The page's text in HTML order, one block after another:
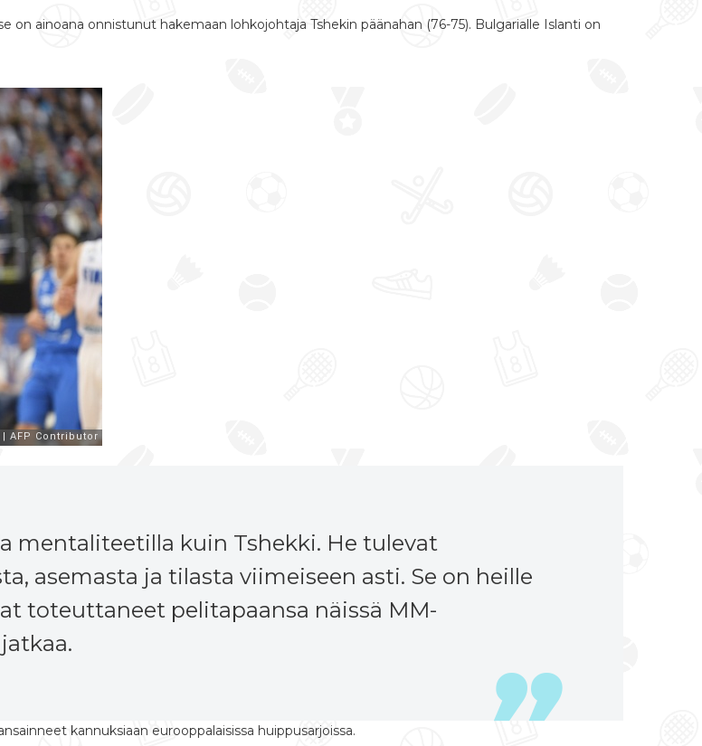
on ainoana onnistunut hakemaan lohkojohtaja Tshekin päänahan (76-75). Bulgarialle Islanti on
mentaliteetilla kuin Tshekki. He tulevat
asemasta ja tilasta viimeiseen asti. Se on heille
toteuttaneet pelitapaansa näissä MM-
kannuksiaan eurooppalaisissa huippusarjoissa.